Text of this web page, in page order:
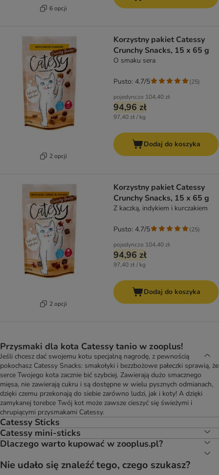
6 opcji
2 opcji
Korzystny pakiet Catessy
Crunchy Snacks, 15 x 65 g
O smaku sera
pojedynczo 104,40 zł
94,96 zł
97,40 zł / kg
Pusto: 4.7/5 (25)
Dodaj do koszyka
2 opcji
Korzystny pakiet Catessy
Crunchy Snacks, 15 x 65 g
Z kaczką, indykiem i kurczakiem
pojedynczo 104,40 zł
94,96 zł
97,40 zł / kg
Pusto: 4.7/5 (25)
Dodaj do koszyka
Przysmaki dla kota Catessy tanio w zooplus!
Jeśli chcesz dać swojemu kotu specjalną nagrodę, z pewnością
pokochasz Catessy Snacks: smakołyki i bezzbożowe pałeczki sprawią, że
serce Twojego kota zacznie bić szybciej. Zawierają dużo smacznego
mięsa, nie zawierają cukru i są dostępne w wielu pysznych odmianach,
dzięki czemu przekonają do siebie zarówno ludzi, jak i koty! A dzięki
zamykanej torebce Twój kot może zawsze cieszyć się świeżymi i
chrupiącymi przysmakami Catessy.
Catessy Sticks
Catessy mini-sticks
Dlaczego warto kupować w zooplus.pl?
Nie udało się znaleźć tego, czego szukasz?